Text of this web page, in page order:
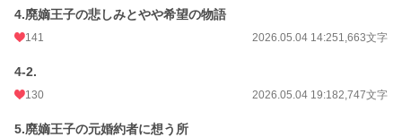
累計ポイント 197,403 pt (20,121 位)
4.廃嫡王子の悲しみとやや希望の物語
141 2026.05.04 14:251,663文字
4-2.
130 2026.05.04 19:182,747文字
5.廃嫡王子の元婚約者に想う所